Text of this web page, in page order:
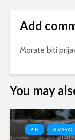
Add
Morate biti
You may
BIH KOZARAC